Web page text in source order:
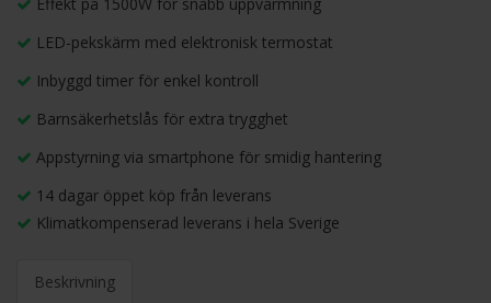
LED-pekskärm med elektronisk termostat
Inbyggd timer för enkel kontroll
Barnsäkerhetslås för extra trygghet
Appstyrning via smartphone för smidig hantering
14 dagar öppet köp från leverans
Klimatkompenserad leverans i hela Sverige
Beskrivning